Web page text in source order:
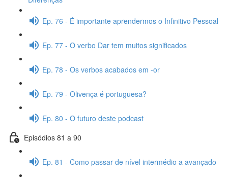
Ep. 76 - É importante aprendermos o Infinitivo Pessoal
Ep. 77 - O verbo Dar tem muitos significados
Ep. 78 - Os verbos acabados em -or
Ep. 79 - Olivença é portuguesa?
Ep. 80 - O futuro deste podcast
Episódios 81 a 90
Ep. 81 - Como passar de nível intermédio a avançado